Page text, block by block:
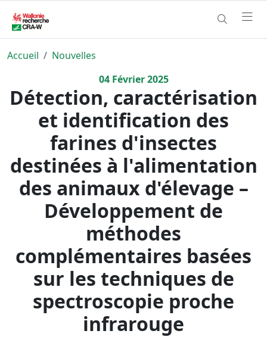
Accueil
Nouvelles
04Février2025
Détection, caractérisation
et identification des
farines d'insectes
destinées à l'alimentation
des animaux d'élevage –
Développement de
méthodes
complémentaires basées
sur les techniques de
spectroscopie proche
infrarouge